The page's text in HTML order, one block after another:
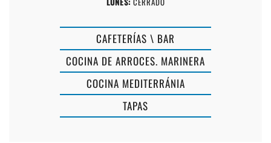
CAFETERÍAS \ BAR
COCINA DE ARROCES. MARINERA
COCINA MEDITERRÁNIA
TAPAS